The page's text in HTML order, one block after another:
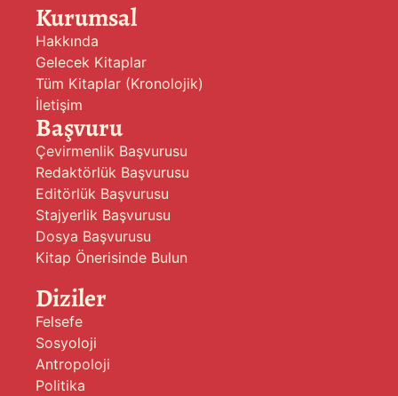
Kurumsal
Hakkında
Gelecek Kitaplar
Tüm Kitaplar (Kronolojik)
İletişim
Başvuru
Çevirmenlik Başvurusu
Redaktörlük Başvurusu
Editörlük Başvurusu
Stajyerlik Başvurusu
Dosya Başvurusu
Kitap Önerisinde Bulun
Diziler
Felsefe
Sosyoloji
Antropoloji
Politika